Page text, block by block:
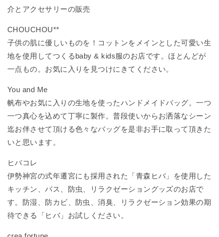
介とアクセサリーの販売
CHOUCHOU**
子供の肌に優しいものを！コットンをメインとした可愛い生
地を使用してつくるbaby & kids服のお店です。ほとんどが
一点もの。お気に入りを見つけにきてください。
You and Me
帆布やお気に入りの生地を使ったハンドメイドバッグ。一つ
一つ真心を込めて丁寧に製作。普段使いからお洒落なシーン
迄お伴させて頂ける色々なバッグを是非お手に取って頂きた
いと思います。
ヒバコレ
伊勢神宮の式年遷宮にも採用された「青森ヒバ」を使用した
キッチン、バス、防虫、リラクゼーショングッズのお店で
す。防湿、防カビ、防虫、消臭、リラクゼーション効果の期
待できる「ヒバ」お試しください。